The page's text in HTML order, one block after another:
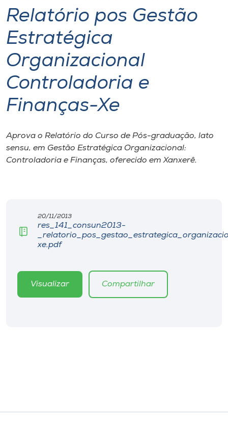
I.nova
Diplomados
Cultura
CPA
Biblioteca
Museu
Store
Relatório pos Gestão
Estratégica
Organizacional
Controladoria e
Finanças-Xe
Aprova o Relatório do Curso de Pós-graduação, lato
sensu, em Gestão Estratégica Organizacional:
Controladoria e Finanças, oferecido em Xanxerê.
20/11/2013
res_141_consun2013-
xe.pdf
Visualizar Compartilhar